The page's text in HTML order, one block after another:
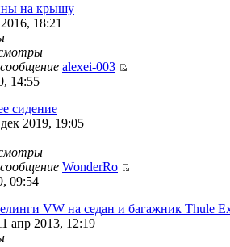
на крышу
18:21
alexei-003
14:55
сидение
2019, 19:05
WonderRo
09:54
VW на седан и багажник Thule
апр 2013, 12:19